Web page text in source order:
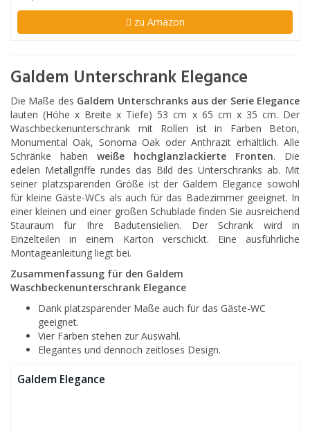
zu Amazon
Galdem Unterschrank Elegance
Die Maße des Galdem Unterschranks aus der Serie Elegance
lauten (Höhe x Breite x Tiefe) 53 cm x 65 cm x 35 cm. Der
Waschbeckenunterschrank mit Rollen ist in Farben Beton,
Monumental Oak, Sonoma Oak oder Anthrazit erhältlich. Alle
Schränke haben weiße hochglanzlackierte Fronten. Die
edelen Metallgriffe rundes das Bild des Unterschranks ab. Mit
seiner platzsparenden Größe ist der Galdem Elegance sowohl
für kleine Gäste-WCs als auch für das Badezimmer geeignet. In
einer kleinen und einer großen Schublade finden Sie ausreichend
Stauraum für Ihre Badutensielien. Der Schrank wird in
Einzelteilen in einem Karton verschickt. Eine ausführliche
Montageanleitung liegt bei.
Zusammenfassung für den Galdem
Waschbeckenunterschrank Elegance
Dank platzsparender Maße auch für das Gäste-WC
geeignet.
Vier Farben stehen zur Auswahl.
Elegantes und dennoch zeitloses Design.
Galdem Elegance